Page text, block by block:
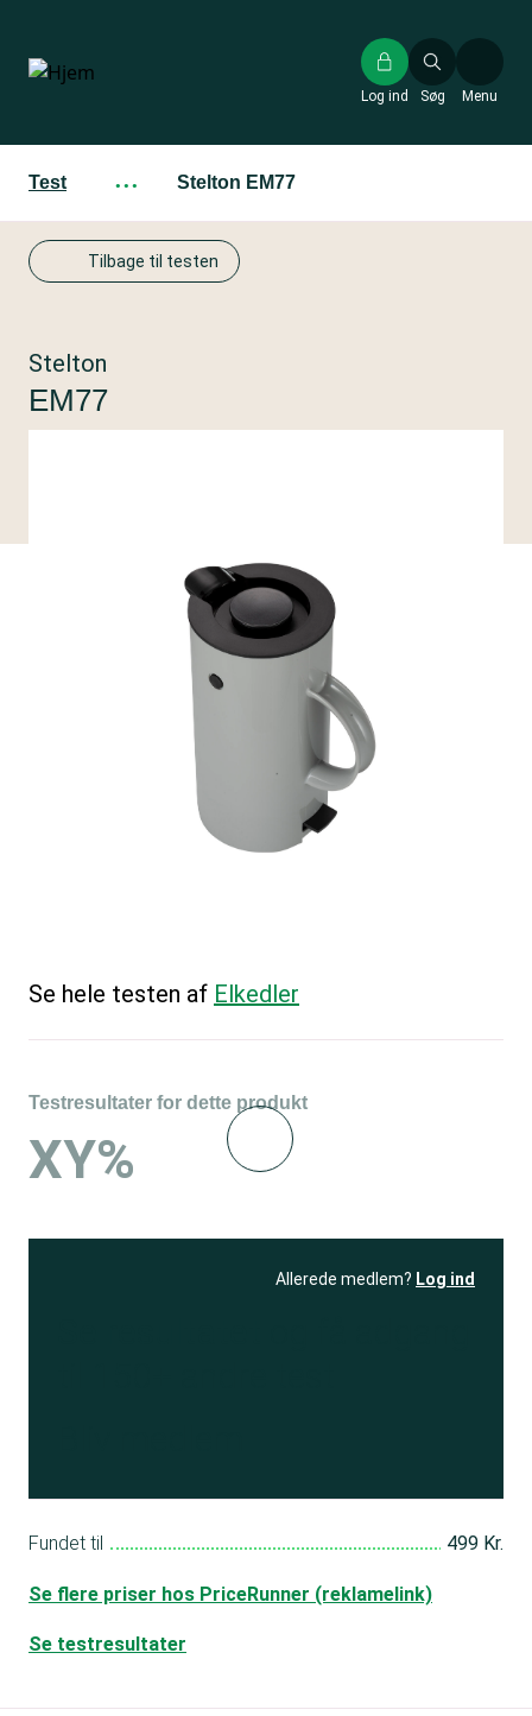
hovedindhold
Søg
Log ind Menu
Test ··· Stelton EM77
Tilbage til testen
Stelton
EM77
Se hele testen af Elkedler
Testresultater for dette produkt
XY%
Allerede medlem? Log ind
Fundet til 499 Kr.
Se flere priser hos PriceRunner (reklamelink)
Se testresultater